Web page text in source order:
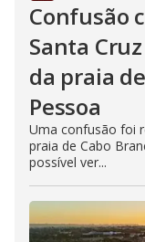
Confusão
Santa
da praia
Pessoa
Uma confusão foi
praia de Cabo
possível ver...